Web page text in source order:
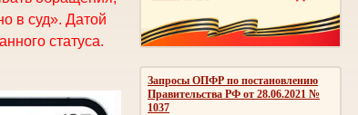
Запросы ОПФР по постановлению
Правительства РФ от 28.06.2021 №
1037
в суд». Датой
статуса.